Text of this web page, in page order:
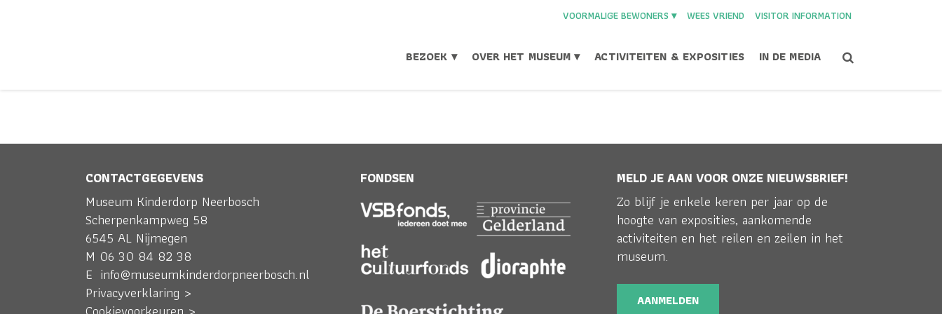
VOORMALIGE BEWONERS ▾ WEES VRIEND VISITOR INFORMATION
BEZOEK ▾ OVER HET MUSEUM ▾ ACTIVITEITEN & EXPOSITIES IN DE MEDIA
FAMILIETENTOONSTELLING ALLEEN OP DE
WERELD
Home>Expositie Expositie Leven in 2080>familietentoonstelling Alleen op de Wereld
CONTACTGEGEVENS
Museum Kinderdorp Neerbosch
Scherpenkampweg 58
6545 AL Nijmegen
M 06 30 84 82 38
E info@museumkinderdorpneerbosch.nl
Privacyverklaring >
FONDSEN MELD JE AAN VOOR ONZE NIEUWSBRIEF!
Zo blijf je enkele keren per jaar op de
hoogte van exposities, aankomende
activiteiten en het reilen en zeilen in het
museum.
AANMELDEN